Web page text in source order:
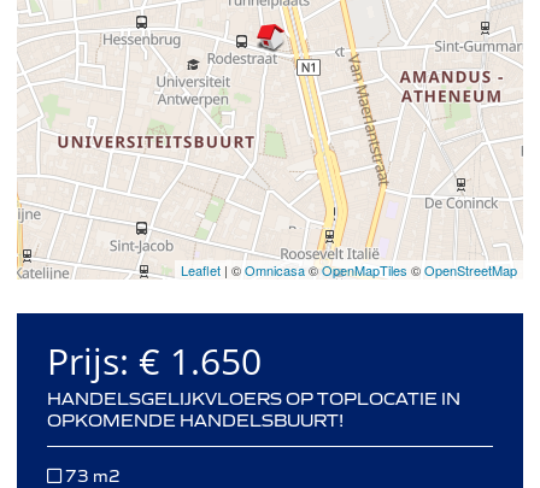
Leaflet| ©Omnicasa©OpenMapTiles ©OpenStreetMap
Prijs: € 1.650
HANDELSGELIJKVLOERS OP TOPLOCATIE IN
OPKOMENDE HANDELSBUURT!
73 m2